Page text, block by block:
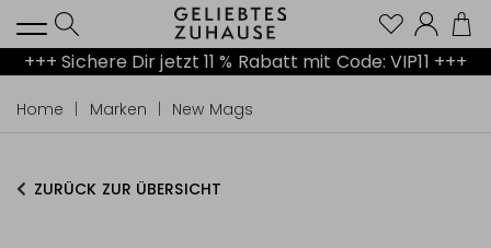
+++ Sichere Dir jetzt 11 % Rabatt mit Code: VIP11 +++
Home Marken New Mags
ZURÜCK ZUR ÜBERSICHT